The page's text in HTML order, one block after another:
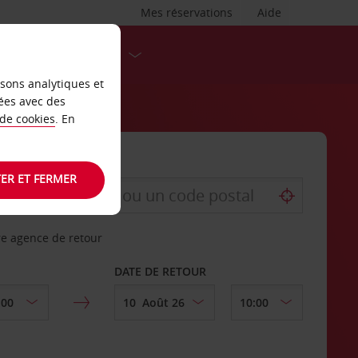
Aide
Mes réservations
agence de retour
DATE DE RETOUR
analytiques et
avec des
cookies. En
ET FERMER